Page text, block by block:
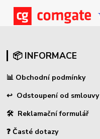
📦 INFORMACE
📊 Obchodní podmínky
↩ Odstoupení od smlouvy
🛠 Reklamační formulář
❓ Časté dotazy